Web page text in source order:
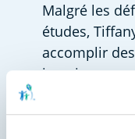
Malgré les
études,
accomplir
jamais cru